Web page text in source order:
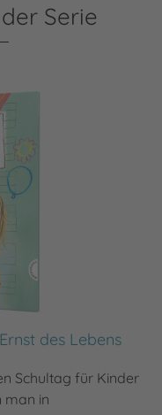
Serie
des Lebens
Schultag für Kinder
man in